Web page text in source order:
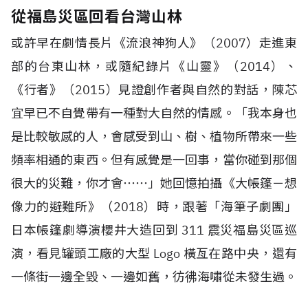
從福島災區回看台灣山林
或許早在劇情長片《流浪神狗人》（2007）走進東
部的台東山林，或隨紀錄片《山靈》（2014）、
《行者》（2015）見證創作者與自然的對話，陳芯
宜早已不自覺帶有一種對大自然的情感。「我本身也
是比較敏感的人，會感受到山、樹、植物所帶來一些
頻率相通的東西。但有感覺是一回事，當你碰到那個
很大的災難，你才會⋯⋯」她回憶拍攝《大帳篷－想
像力的避難所》（2018）時，跟著「海筆子劇團」
日本帳篷劇導演櫻井大造回到 311 震災福島災區巡
演，看見罐頭工廠的大型 Logo 橫亙在路中央，還有
一條街一邊全毀、一邊如舊，彷彿海嘯從未發生過。